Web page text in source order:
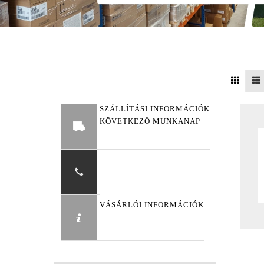
SZÁLLÍTÁSI INFORMÁCIÓK
KÖVETKEZŐ MUNKANAP
VÁSÁRLÓI INFORMÁCIÓK